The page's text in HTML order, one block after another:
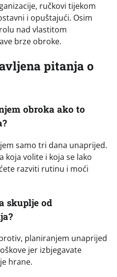
ručkovi tijekom
i opuštajući. Osim
nad vlastitom
brze obroke.
pitanja o
obroka ako to
samo tri dana unaprijed.
koja volite i koja se lako
razviti rutinu i moći
skuplje od
planiranjem unaprijed
jer izbjegavate
hrane.